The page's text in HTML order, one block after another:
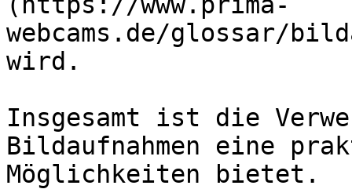
webcams.de/glossar/
wird.
Insgesamt ist die
Bildaufnahmen eine
Möglichkeiten bietet.